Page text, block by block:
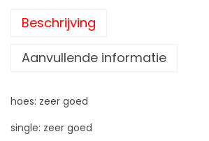
Beschrijving
Aanvullende informatie
hoes: zeer goed
single: zeer goed